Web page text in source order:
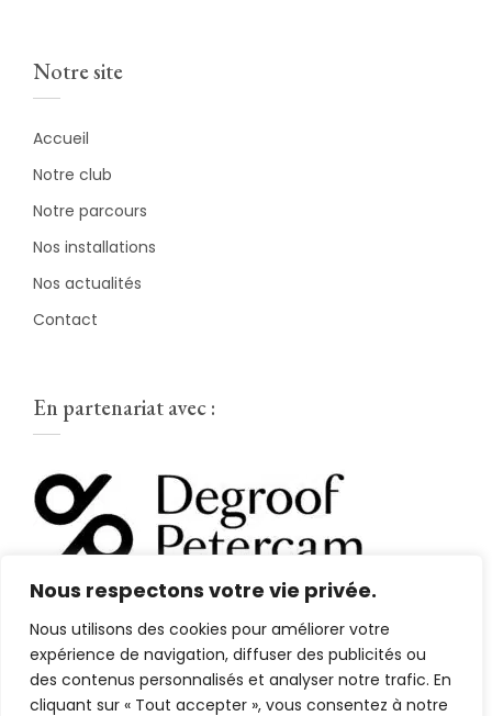
Nous respectons votre vie privée.
Nous utilisons des cookies pour améliorer votre
expérience de navigation, diffuser des publicités ou
des contenus personnalisés et analyser notre trafic. En
cliquant sur « Tout accepter », vous consentez à notre
Notre site
Accueil
Notre club
Notre parcours
Nos installations
Nos actualités
Contact
En partenariat avec :